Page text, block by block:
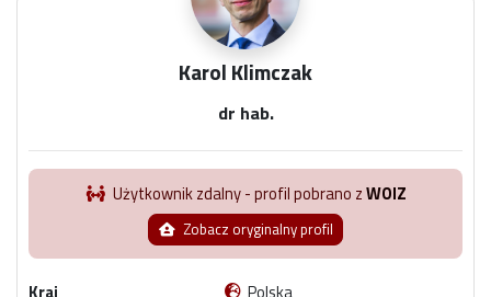
Karol Klimczak
dr hab.
Użytkownik zdalny - profil pobrano zWOIZ
Zobacz oryginalny profil
Kraj
Polska